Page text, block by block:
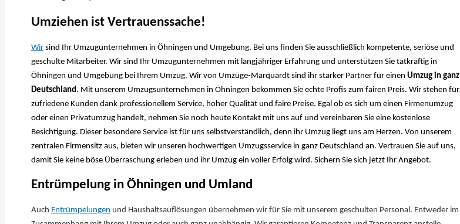
Umziehen ist Vertrauenssache!
Wir sind Ihr Umzugunternehmen in Öhningen und Umgebung. Bei uns finden Sie ausschließlich kompetente, seriöse und
geschulte Mitarbeiter. Wir sind Ihr Umzugunternehmen mit langjähriger Erfahrung und unterstützen Sie tatkräftig in
Öhningen und Umgebung bei Ihrem Umzug. Wir von Umzüge-Marquardt sind ihr starker Partner für einen Umzug in ganz
Deutschland . Mit unserem Umzugsunternehmen in Öhningen bekommen Sie echte Profis zum fairen Preis. Wir stehen für
zufriedene Kunden dank professionellem Service, hoher Qualität und faire Preise. Egal ob es sich um einen Firmenumzug
oder einen Privatumzug handelt, nehmen Sie noch heute Kontakt mit uns auf und vereinbaren Sie eine kostenlose
Besichtigung. Dieser besondere Service ist für uns selbstverständlich, denn ihr Umzug liegt uns am Herzen. Von unserem
zentralen Firmensitz aus, bieten wir unseren hochwertigen Umzugsservice in ganz Deutschland an. Vertrauen Sie auf uns,
damit Sie keine böse Überraschung erleben und ihr Umzug ein voller Erfolg wird. Sichern Sie sich jetzt Ihr Angebot.
Entrümpelung in Öhningen und Umland
Auch Entrümpelungen und Haushaltsauflösungen übernehmen wir für Sie mit unserem geschulten Personal. Entweder im